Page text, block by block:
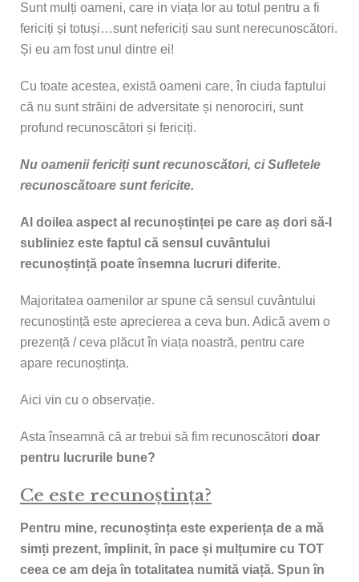
Sunt mulți oameni, care in viața lor au totul pentru a fi
fericiți și totuși…sunt nefericiți sau sunt nerecunoscători.
Și eu am fost unul dintre ei!
Cu toate acestea, există oameni care, în ciuda faptului
că nu sunt străini de adversitate și nenorociri, sunt
profund recunoscători și fericiți.
Nu oamenii fericiți sunt recunoscători, ci Sufletele
recunoscătoare sunt fericite.
Al doilea aspect al recunoștinței pe care aș dori să-l
subliniez este faptul că sensul cuvântului
recunoștință poate însemna lucruri diferite.
Majoritatea oamenilor ar spune că sensul cuvântului
recunoștință este aprecierea a ceva bun. Adică avem o
prezență / ceva plăcut în viața noastră, pentru care
apare recunoștința.
Aici vin cu o observație.
Asta înseamnă că ar trebui să fim recunoscători doar
pentru lucrurile bune?
Ce este recunoștința?
Pentru mine, recunoștința este experiența de a mă
simți prezent, împlinit, în pace și mulțumire cu TOT
ceea ce am deja în totalitatea numită viață. Spun în